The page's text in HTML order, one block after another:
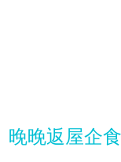
晚晚返屋企